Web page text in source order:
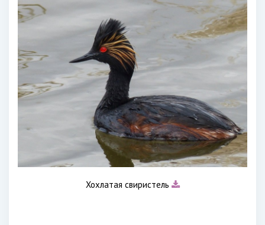
Хохлатая свиристель